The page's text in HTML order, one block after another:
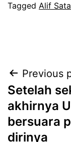
Tagged Alif
Post
Previous
Setelah
akhirnya
bersuara
dirinya